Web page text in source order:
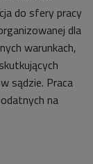
do sfery pracy
dla
warunkach,
sądzie. Praca
na